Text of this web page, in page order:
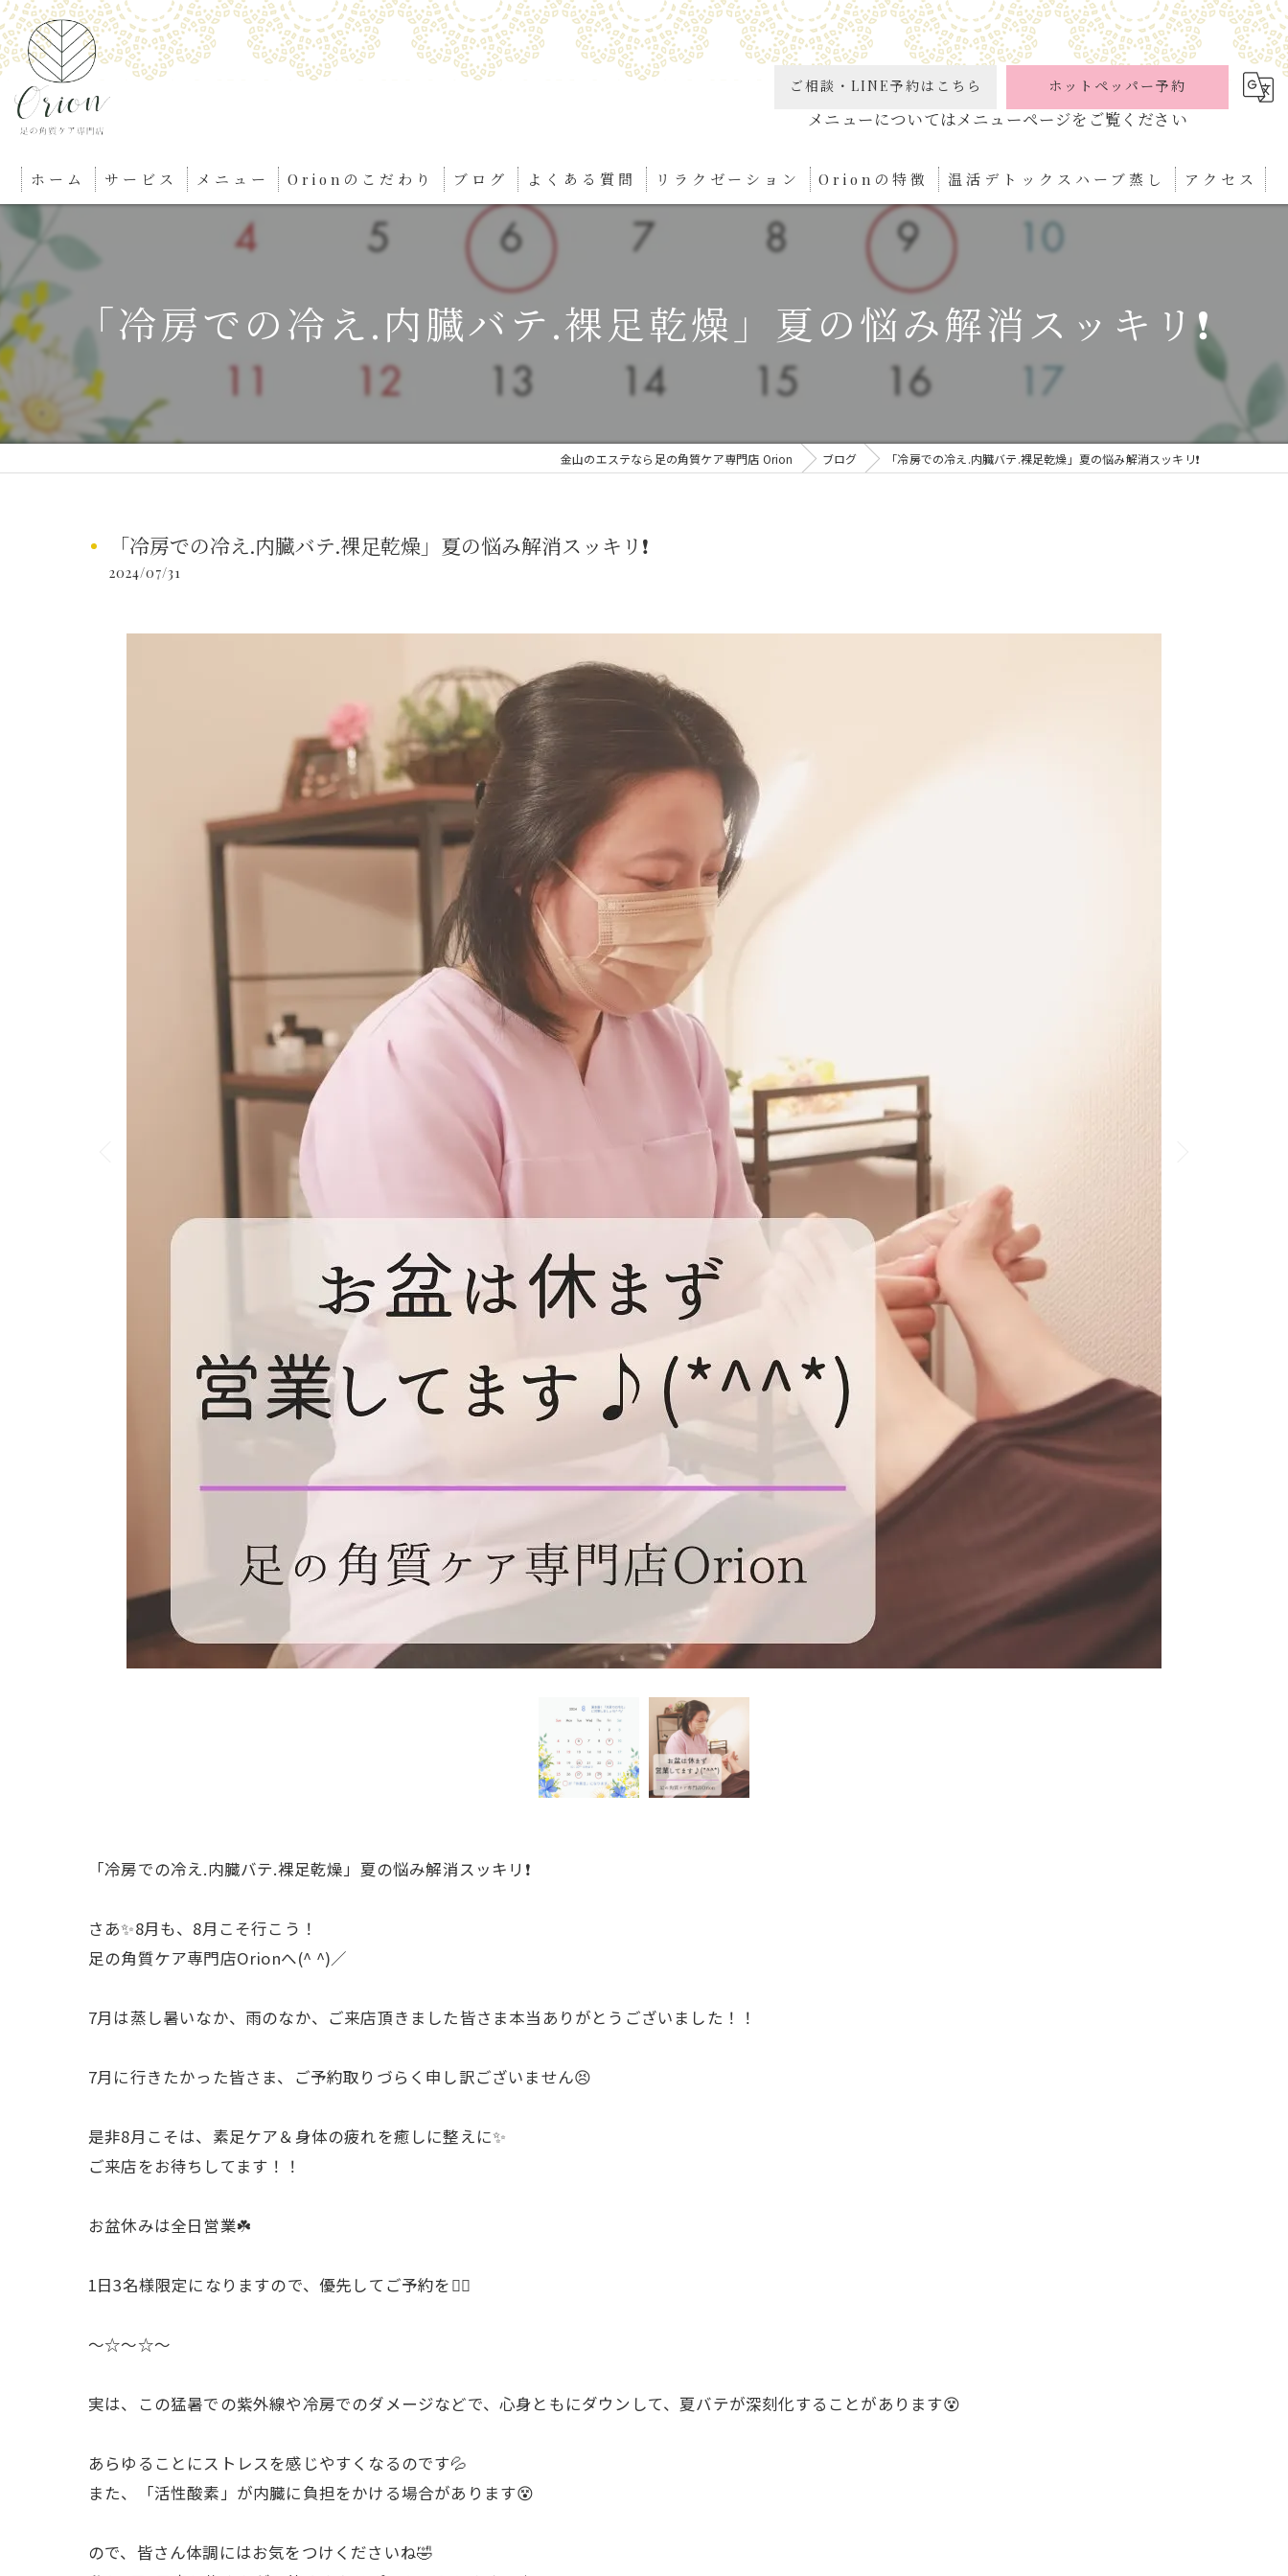
ご相談・LINE予約はこちら ホットペッパー予約
ホーム サービス メニュー Orionのこだわり ブログ よくある質問 リラクゼーション Orionの特徴
足つぼ
温活デトックスハーブ蒸し アクセス
「冷房での冷え.内臓バテ.裸足乾燥」夏の悩み解消スッキリ❗️
金山のエステなら足の角質ケア専門店 Orion ブログ 「冷房での冷え.内臓バテ.裸足乾燥」夏の悩み解消スッキリ❗️
「冷房での冷え.内臓バテ.裸足乾燥」夏の悩み解消スッキリ❗️
2024/07/31
「冷房での冷え.内臓バテ.裸足乾燥」夏の悩み解消スッキリ❗️
さあ✨8月も、8月こそ行こう！
足の角質ケア専門店Orionへ(^ ^)／
7月は蒸し暑いなか、雨のなか、ご来店頂きました皆さま本当ありがとうございました！！
7月に行きたかった皆さま、ご予約取りづらく申し訳ございません😣
是非8月こそは、素足ケア＆身体の疲れを癒しに整えに✨
ご来店をお待ちしてます！！
お盆休みは全日営業☘️
1日3名様限定になりますので、優先してご予約を🙇‍♀️
〜☆〜☆〜
実は、この猛暑での紫外線や冷房でのダメージなどで、心身ともにダウンして、夏バテが深刻化することがあります😵
あらゆることにストレスを感じやすくなるのです💦
また、「活性酸素」が内臓に負担をかける場合があります😵
ので、皆さん体調にはお気をつけくださいね🤣